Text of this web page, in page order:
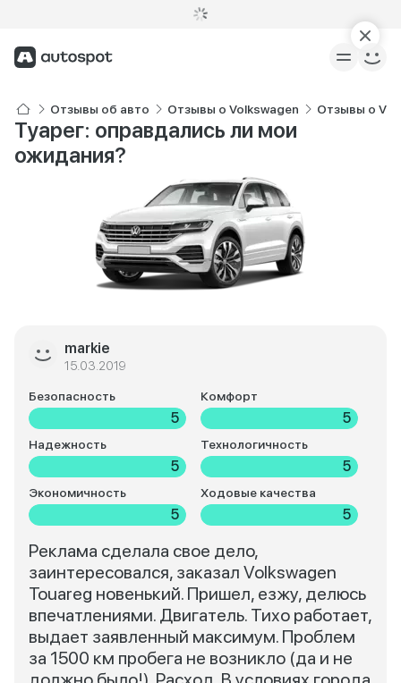
Отзывы об авто Отзывы о Volkswagen Отзывы о
Туарег: оправдались ли мои
ожидания?
markie
15.03.2019
Безопасность
5
Комфорт
5
Надежность
5
Технологичность
5
Экономичность
5
Ходовые качества
5
Реклама сделала свое дело,
заинтересовался, заказал Volkswagen
Touareg новенький. Пришел, езжу, делюсь
впечатлениями. Двигатель. Тихо работает,
выдает заявленный максимум. Проблем
за 1500 км пробега не возникло (да и не